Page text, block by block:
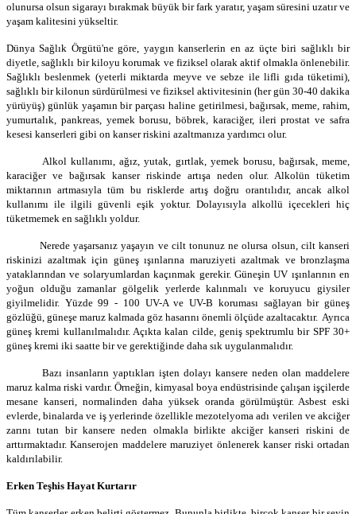
olunursa olsun sigarayı bırakmak büyük bir fark yaratır, yaşam süresini uzatır ve
yaşam kalitesini yükseltir.
Dünya Sağlık Örgütü'ne göre, yaygın kanserlerin en az üçte biri sağlıklı bir
diyetle, sağlıklı bir kiloyu korumak ve fiziksel olarak aktif olmakla önlenebilir.
Sağlıklı beslenmek (yeterli miktarda meyve ve sebze ile lifli gıda tüketimi),
sağlıklı bir kilonun sürdürülmesi ve fiziksel aktivitesinin (her gün 30-40 dakika
yürüyüş) günlük yaşamın bir parçası haline getirilmesi, bağırsak, meme, rahim,
yumurtalık, pankreas, yemek borusu, böbrek, karaciğer, ileri prostat ve safra
kesesi kanserleri gibi on kanser riskini azaltmanıza yardımcı olur.
Alkol kullanımı, ağız, yutak, gırtlak, yemek borusu, bağırsak, meme,
karaciğer ve bağırsak kanser riskinde artışa neden olur. Alkolün tüketim
miktarının artmasıyla tüm bu risklerde artış doğru orantılıdır, ancak alkol
kullanımı ile ilgili güvenli eşik yoktur. Dolayısıyla alkollü içecekleri hiç
tüketmemek en sağlıklı yoldur.
Nerede yaşarsanız yaşayın ve cilt tonunuz ne olursa olsun, cilt kanseri
riskinizi azaltmak için güneş ışınlarına maruziyeti azaltmak ve bronzlaşma
yataklarından ve solaryumlardan kaçınmak gerekir. Güneşin UV ışınlarının en
yoğun olduğu zamanlar gölgelik yerlerde kalınmalı ve koruyucu giysiler
giyilmelidir. Yüzde 99 - 100 UV-A ve UV-B koruması sağlayan bir güneş
gözlüğü, güneşe maruz kalmada göz hasarını önemli ölçüde azaltacaktır. Ayrıca
güneş kremi kullanılmalıdır. Açıkta kalan cilde, geniş spektrumlu bir SPF 30+
güneş kremi iki saatte bir ve gerektiğinde daha sık uygulanmalıdır.
Bazı insanların yaptıkları işten dolayı kansere neden olan maddelere
maruz kalma riski vardır. Örneğin, kimyasal boya endüstrisinde çalışan işçilerde
mesane kanseri, normalinden daha yüksek oranda görülmüştür. Asbest eski
evlerde, binalarda ve iş yerlerinde özellikle mezotelyoma adı verilen ve akciğer
zarını tutan bir kansere neden olmakla birlikte akciğer kanseri riskini de
arttırmaktadır. Kanserojen maddelere maruziyet önlenerek kanser riski ortadan
kaldırılabilir.
Erken Teşhis Hayat Kurtarır